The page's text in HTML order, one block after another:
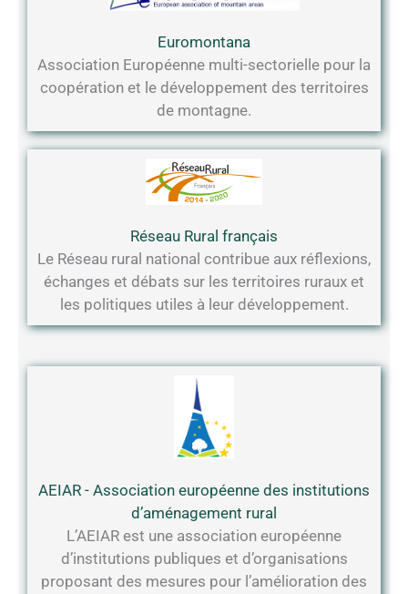
Euromontana
Association Européenne multi-sectorielle pour la
coopération et le développement des territoires
de montagne.
Réseau Rural français
Le Réseau rural national contribue aux réflexions,
échanges et débats sur les territoires ruraux et
les politiques utiles à leur développement.
AEIAR - Association européenne des institutions
d’aménagement rural
L’AEIAR est une association européenne
d’institutions publiques et d’organisations
proposant des mesures pour l’amélioration des